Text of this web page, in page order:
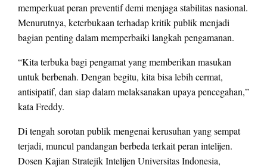
memperkuat peran preventif demi menjaga stabilitas nasional.
Menurutnya, keterbukaan terhadap kritik publik menjadi
bagian penting dalam memperbaiki langkah pengamanan.
“Kita terbuka bagi pengamat yang memberikan masukan
untuk berbenah. Dengan begitu, kita bisa lebih cermat,
antisipatif, dan siap dalam melaksanakan upaya pencegahan,”
kata Freddy.
Di tengah sorotan publik mengenai kerusuhan yang sempat
terjadi, muncul pandangan berbeda terkait peran intelijen.
Dosen Kajian Stratejik Intelijen Universitas Indonesia,